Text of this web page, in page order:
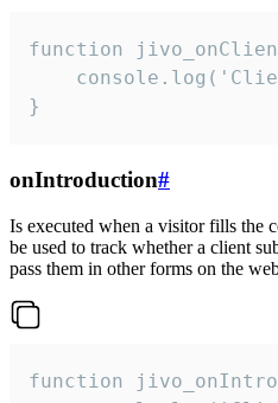
function
}
onIntroduction#
Is executed when a visitor fills the
be used to track whether a client
pass them in other forms on the
function